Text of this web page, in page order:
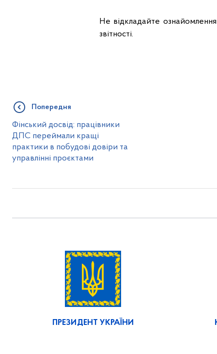
Не відкладайте
звітності.
Попередня
Фінський досвід: працівники
ДПС переймали кращі
практики в побудові довіри та
управлінні проєктами
ПРЕЗИДЕНТ УКРАЇНИ